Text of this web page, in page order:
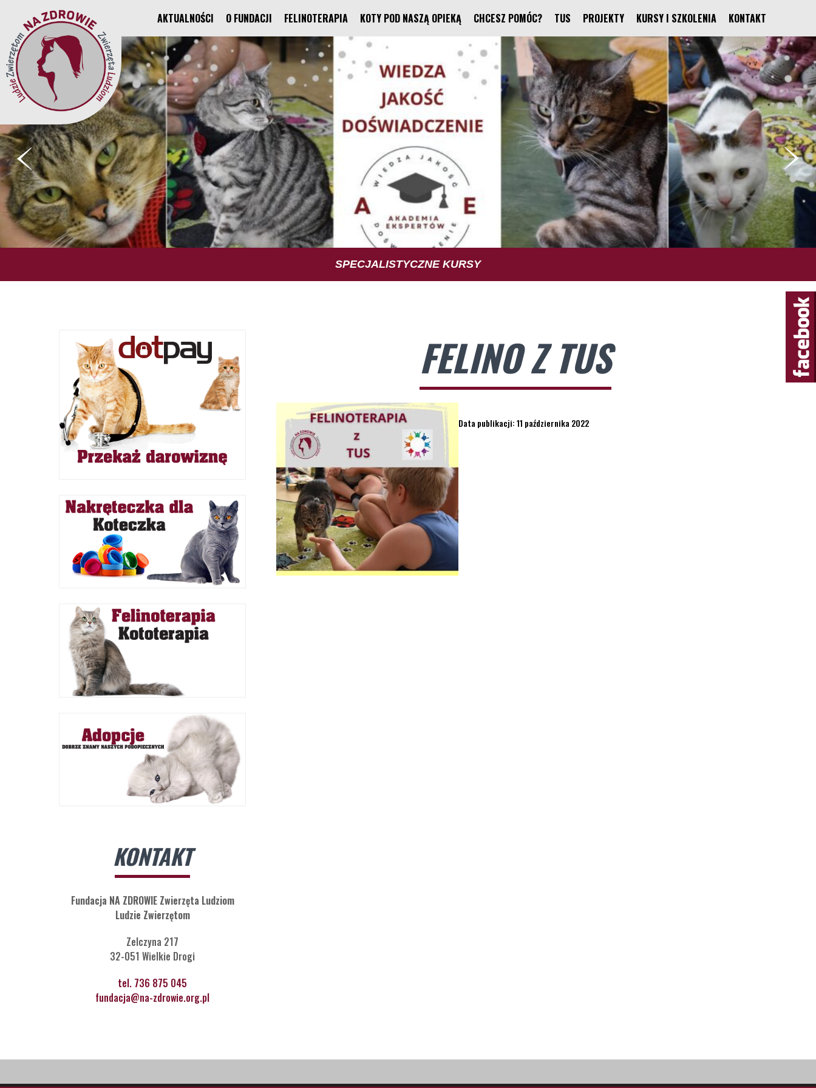
AKTUALNOŚCI O FUNDACJI FELINOTERAPIA KOTY POD NASZĄ OPIEKĄ CHCESZ POMÓC? TUS PROJEKTY KURSY I SZKOLENIA KONTAKT
TUS TRENING UMIEJĘTNOŚCI SPOŁECZNYCH
SPECJALISTYCZNE KURSY
FUNDACJA
FELINOTERAPIA
KONTAKT
Fundacja NA ZDROWIE Zwierzęta Ludziom
Ludzie Zwierzętom
Zelczyna 217
32-051 Wielkie Drogi
tel. 736 875 045
fundacja@na-zdrowie.org.pl
FELINO Z TUS
Data publikacji: 11 października 2022